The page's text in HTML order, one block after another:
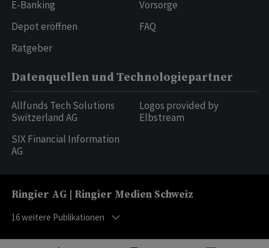
E-Banking
Depot eröffnen
Ratgeber
Vorsorge
FAQ
Datenquellen und Technologiepartner
Allfunds Tech Solutions
Switzerland AG
SIX Financial Information
AG
Logos provided by
Elbstream
Ringier AG | Ringier Medien Schweiz
16weitere Publikationen